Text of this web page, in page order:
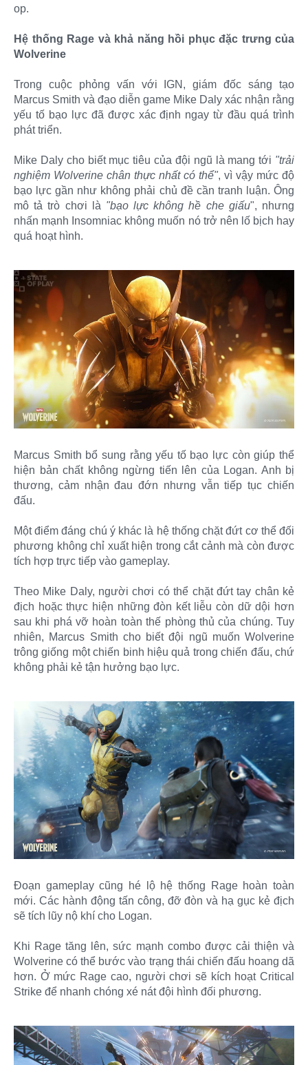
op.
Hệ thống Rage và khả năng hồi phục đặc trưng của
Wolverine
Trong cuộc phỏng vấn với IGN, giám đốc sáng tạo
Marcus Smith và đạo diễn game Mike Daly xác nhận rằng
yếu tố bạo lực đã được xác định ngay từ đầu quá trình
phát triển.
Mike Daly cho biết mục tiêu của đội ngũ là mang tới "trải
nghiệm Wolverine chân thực nhất có thể", vì vậy mức độ
bạo lực gần như không phải chủ đề cần tranh luận. Ông
mô tả trò chơi là "bạo lực không hề che giấu", nhưng
nhấn mạnh Insomniac không muốn nó trở nên lố bịch hay
quá hoạt hình.
Marcus Smith bổ sung rằng yếu tố bạo lực còn giúp thể
hiện bản chất không ngừng tiến lên của Logan. Anh bị
thương, cảm nhận đau đớn nhưng vẫn tiếp tục chiến
đấu.
Một điểm đáng chú ý khác là hệ thống chặt đứt cơ thể đối
phương không chỉ xuất hiện trong cắt cảnh mà còn được
tích hợp trực tiếp vào gameplay.
Theo Mike Daly, người chơi có thể chặt đứt tay chân kẻ
địch hoặc thực hiện những đòn kết liễu còn dữ dội hơn
sau khi phá vỡ hoàn toàn thế phòng thủ của chúng. Tuy
nhiên, Marcus Smith cho biết đội ngũ muốn Wolverine
trông giống một chiến binh hiệu quả trong chiến đấu, chứ
không phải kẻ tận hưởng bạo lực.
Đoạn gameplay cũng hé lộ hệ thống Rage hoàn toàn
mới. Các hành động tấn công, đỡ đòn và hạ gục kẻ địch
sẽ tích lũy nộ khí cho Logan.
Khi Rage tăng lên, sức mạnh combo được cải thiện và
Wolverine có thể bước vào trạng thái chiến đấu hoang dã
hơn. Ở mức Rage cao, người chơi sẽ kích hoạt Critical
Strike để nhanh chóng xé nát đội hình đối phương.